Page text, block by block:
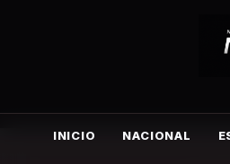
INICIO NACIONAL